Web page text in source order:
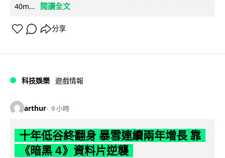
40m...
閱讀全文
分享
科技娛樂 遊戲情報
arthur 9 小時
十年低谷終翻身 暴雪連續兩年增長 靠
《暗黑 4》資料片逆襲